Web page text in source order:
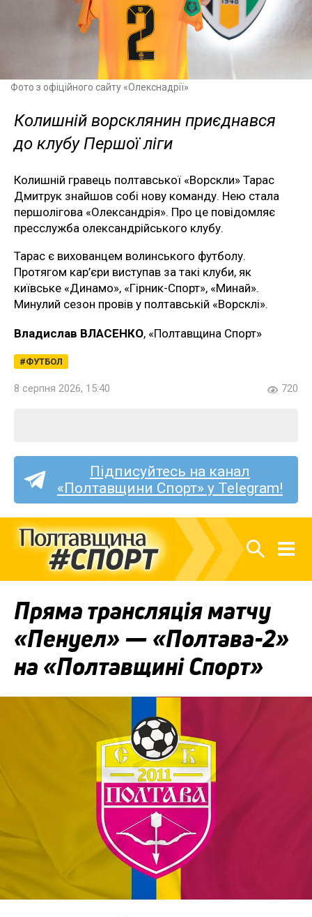
Фото з офіційного сайту «Олекснадрії»
Колишній ворсклянин приєднався
до клубу Першої ліги
Колишній гравець полтавської «Ворскли» Тарас
Дмитрук знайшов собі нову команду. Нею стала
першолігова «Олександрія». Про це повідомляє
пресслужба олександрійського клубу.
Тарас є вихованцем волинського футболу.
Протягом кар’єри виступав за такі клуби, як
київське «Динамо», «Гірник-Спорт», «Минай».
Минулий сезон провів у полтавській «Ворсклі».
Владислав ВЛАСЕНКО, «Полтавщина Спорт»
ФУТБОЛ
8 серпня 2026, 15:40 720
Підписуйтесь на канал
«Полтавщини Спорт» у Telegram!
Пряма трансляція матчу
«Пенуел» — «Полтава-2»
на «Полтавщині Спорт»